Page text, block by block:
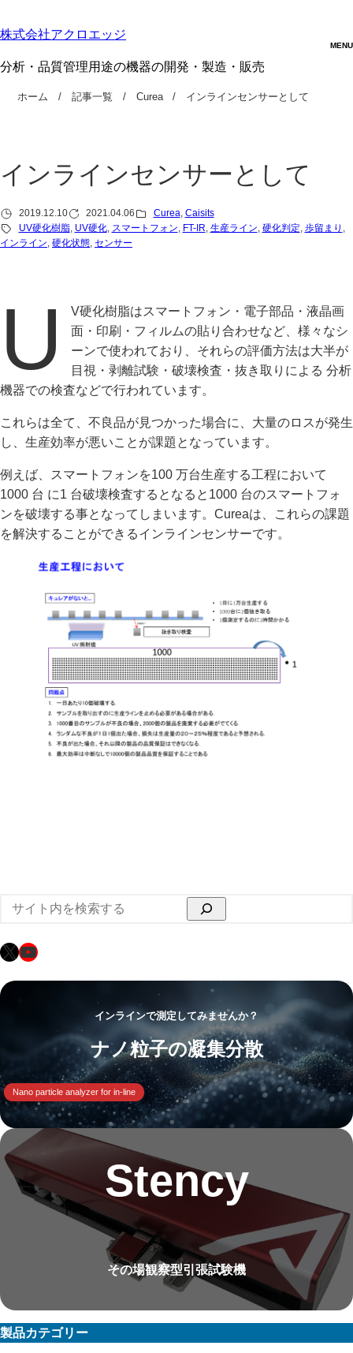
株式会社アクロエッジ
分析・品質管理用途の機器の開発・製造・販売
ホーム 記事一覧 Curea インラインセンサーとして
インラインセンサーとして
2019.12.10 2021.04.06 Curea, Caisits
UV硬化樹脂, UV硬化, スマートフォン, FT-IR, 生産ライン, 硬化判定, 歩留まり ,
インライン, 硬化状態, センサー
U
V硬化樹脂はスマートフォン・電子部品・液晶画
面・印刷・フィルムの貼り合わせなど、様々なシ
ーンで使われており、それらの評価方法は大半が
目視・剥離試験・破壊検査・抜き取りによる 分析
機器での検査などで行われています。
これらは全て、不良品が見つかった場合に、大量のロスが発生
し、生産効率が悪いことが課題となっています。
例えば、スマートフォンを100 万台生産する工程において
1000 台 に1 台破壊検査するとなると1000 台のスマートフォ
ンを破壊する事となってしまいます。Cureaは、これらの課題
を解決することができるインラインセンサーです。
検
索
X YouTube
インラインで測定してみませんか？
ナノ粒子の凝集分散
Nano particle analyzer for in-line
Stency
その場観察型引張試験機
製品カテゴリー